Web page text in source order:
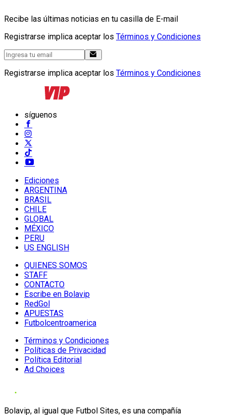
Recibe las últimas noticias en tu casilla de E-mail
Registrarse implica aceptar los Términos y Condiciones
Registrarse implica aceptar los Términos y Condiciones
síguenos
Ediciones
ARGENTINA
BRASIL
CHILE
GLOBAL
MÉXICO
PERU
US ENGLISH
QUIENES SOMOS
STAFF
CONTACTO
Escribe en Bolavip
RedGol
APUESTAS
Futbolcentroamerica
Términos y Condiciones
Políticas de Privacidad
Política Editorial
Ad Choices
Bolavip, al igual que Futbol Sites, es una compañía